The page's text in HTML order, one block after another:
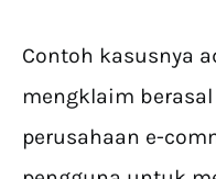
Contoh kasusnya
mengklaim
perusahaan e-